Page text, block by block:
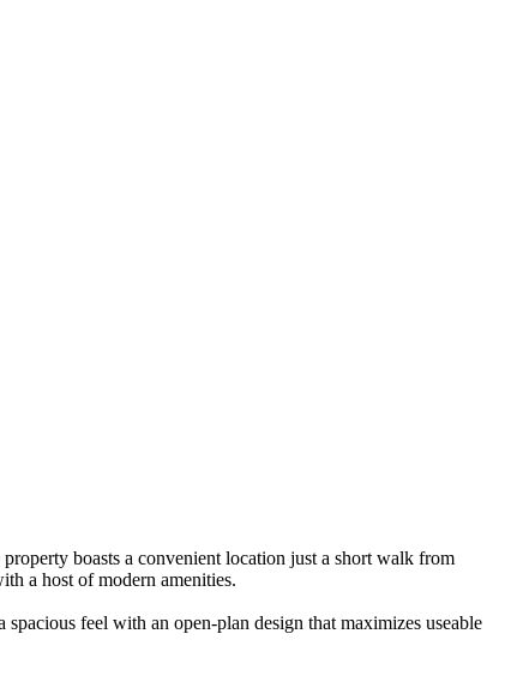
boasts a convenient location just a short walk from
a host of modern amenities.
feel with an open-plan design that maximizes useable